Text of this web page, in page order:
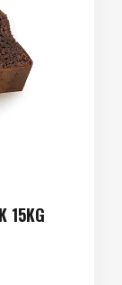
15KG